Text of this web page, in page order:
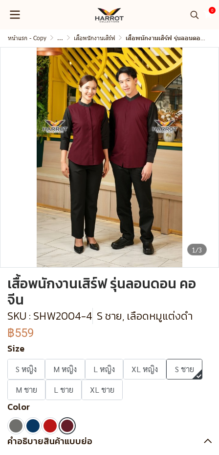
0
หน้าแรก - Copy ... เสื้อพนักงานเสิร์ฟ เสื้อพนักงานเสิร์ฟ รุ่นลอนดอน คอจีน
1/3
เสื้อพนักงานเสิร์ฟ รุ่นลอนดอน คอ
จีน
SKU : SHW2004-4 S ชาย, เลือดหมูแต่งดำ
฿559
Size
S หญิง M หญิง L หญิง XL หญิง
S ชาย
M ชาย
L ชาย XL ชาย
Color
คำอธิบายสินค้าแบบย่อ